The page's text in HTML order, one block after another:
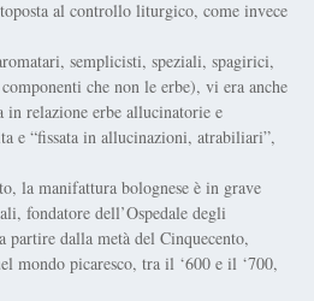
al controllo liturgico, come invece
semplicisti, speziali, spagirici,
che non le erbe), vi era anche
in relazione erbe allucinatorie e
e “fissata in allucinazioni, atrabiliari”,
la manifattura bolognese è in grave
fondatore dell’Ospedale degli
dalla metà del Cinquecento,
mondo picaresco, tra il ‘600 e il ‘700,